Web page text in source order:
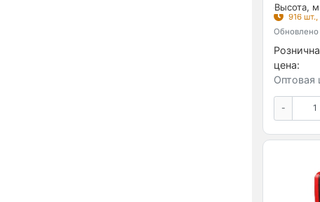
Высота,
916
цена:
Оптовая
-